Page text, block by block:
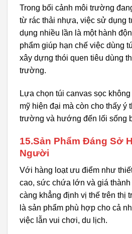
Trong bối cảnh môi trường
từ rác thải nhựa, việc sử dụng
dụng nhiều lần là một hành
phẩm giúp hạn chế việc dùng
xây dựng thói quen tiêu dùng
trường.
Lựa chọn túi canvas sọc
mỹ hiện đại mà còn cho thấy ý
trường và hướng đến lối sống
15.Sản Phẩm Đáng Sở
Người
Với hàng loạt ưu điểm như
cao, sức chứa lớn và giá
càng khẳng định vị thế trên thị
là sản phẩm phù hợp cho cả
việc lẫn vui chơi, du lịch.